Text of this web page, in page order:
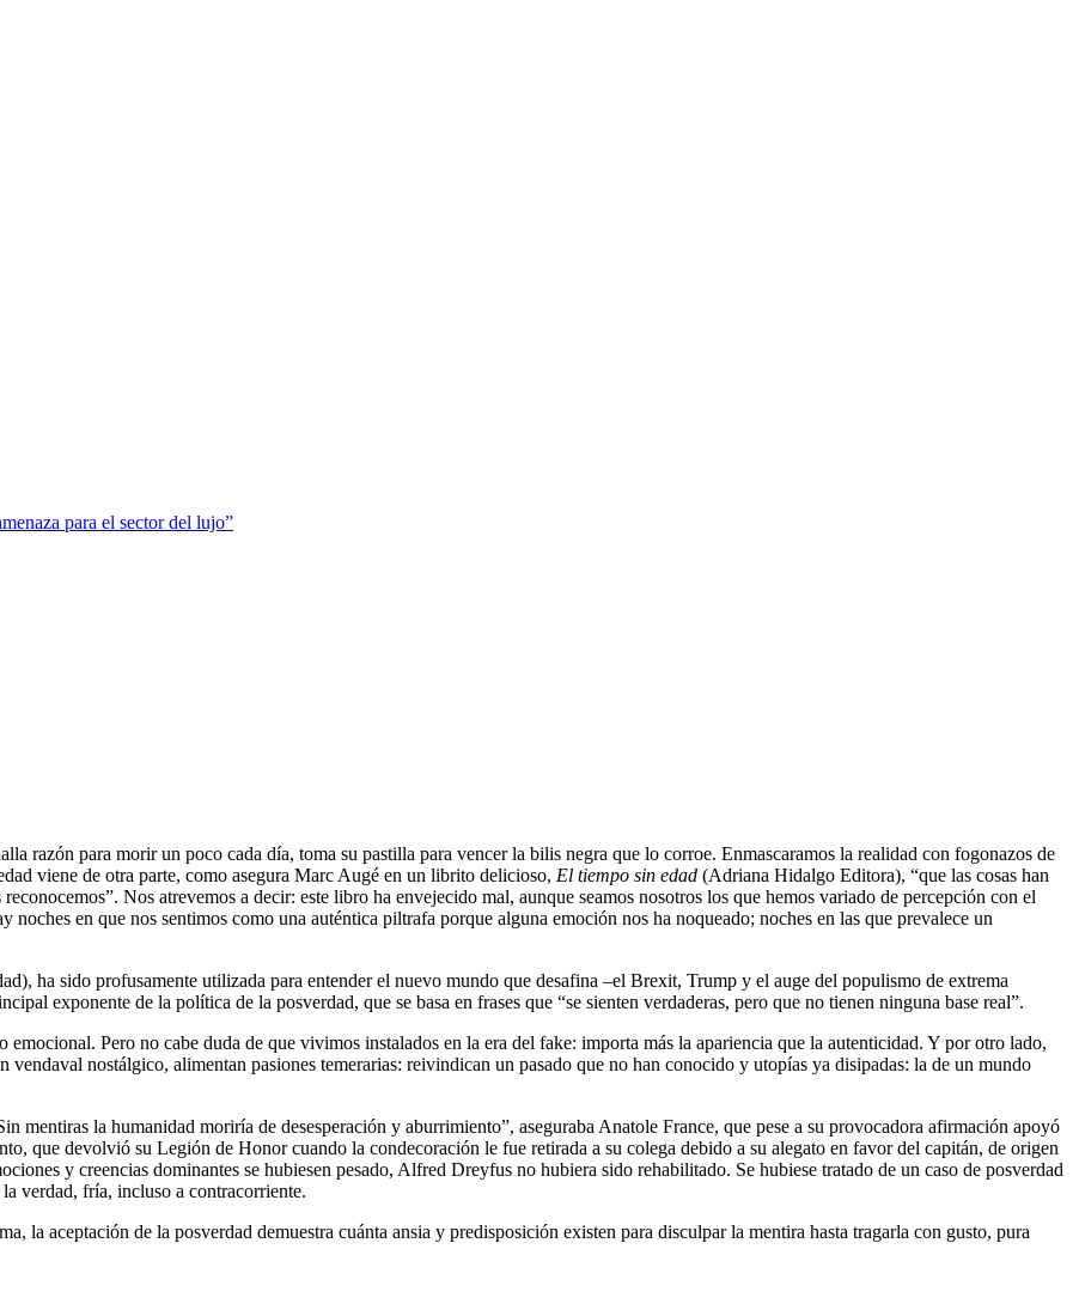
para el sector del lujo”
razón para morir un poco cada día, toma su pastilla para vencer la bilis negra que lo corroe. Enmascaramos la realidad con fogonazos de
viene de otra parte, como asegura Marc Augé en un librito delicioso, El tiempo sin edad (Adriana Hidalgo Editora), “que las cosas han
Nos atrevemos a decir: este libro ha envejecido mal, aunque seamos nosotros los que hemos variado de percepción con el
noches en que nos sentimos como una auténtica piltrafa porque alguna emoción nos ha noqueado; noches en las que prevalece un
ha sido profusamente utilizada para entender el nuevo mundo que desafina –el Brexit, Trump y el auge del populismo de extrema
exponente de la política de la posverdad, que se basa en frases que “se sienten verdaderas, pero que no tienen ninguna base real”.
Pero no cabe duda de que vivimos instalados en la era del fake: importa más la apariencia que la autenticidad. Y por otro lado,
vendaval nostálgico, alimentan pasiones temerarias: reivindican un pasado que no han conocido y utopías ya disipadas: la de un mundo
mentiras la humanidad moriría de desesperación y aburrimiento”, aseguraba Anatole France, que pese a su provocadora afirmación apoyó
que devolvió su Legión de Honor cuando la condecoración le fue retirada a su colega debido a su alegato en favor del capitán, de origen
y creencias dominantes se hubiesen pesado, Alfred Dreyfus no hubiera sido rehabilitado. Se hubiese tratado de un caso de posverdad
verdad, fría, incluso a contracorriente.
la aceptación de la posverdad demuestra cuánta ansia y predisposición existen para disculpar la mentira hasta tragarla con gusto, pura